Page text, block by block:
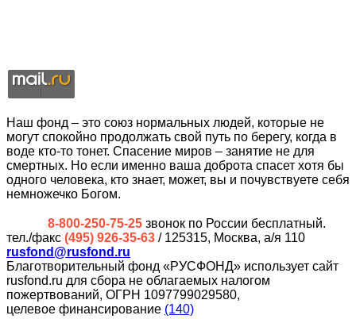
Наш фонд – это союз нормальных людей, которые не
могут спокойно продолжать свой путь по берегу, когда в
воде кто-то тонет. Спасение миров – занятие не для
смертных. Но если именно ваша доброта спасет хотя бы
одного человека, кто знает, может, вы и почувствуете себя
немножечко Богом.
8-800-250-75-25 звонок по России бесплатный.
тел./факс (495) 926-35-63 / 125315, Москва, а/я 110
rusfond@rusfond.ru
Благотворительный фонд «РУСФОНД» использует сайт
rusfond.ru для сбора не облагаемых налогом
пожертвований, ОГРН 1097799029580,
целевое финансирование (140)